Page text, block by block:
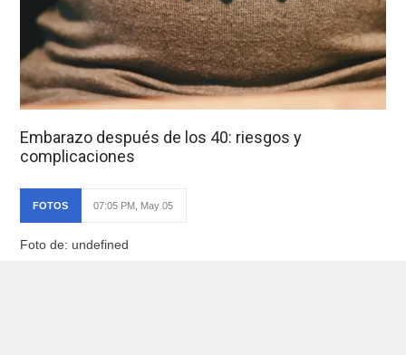
Embarazo después de los 40: riesgos y
complicaciones
FOTOS 07:05 PM, May 05
Foto de: undefined